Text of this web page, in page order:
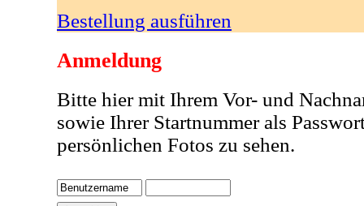
Bestellung ausführen
Anmeldung
Bitte hier mit Ihrem Vor- und
sowie Ihrer Startnummer als
persönlichen Fotos zu sehen.